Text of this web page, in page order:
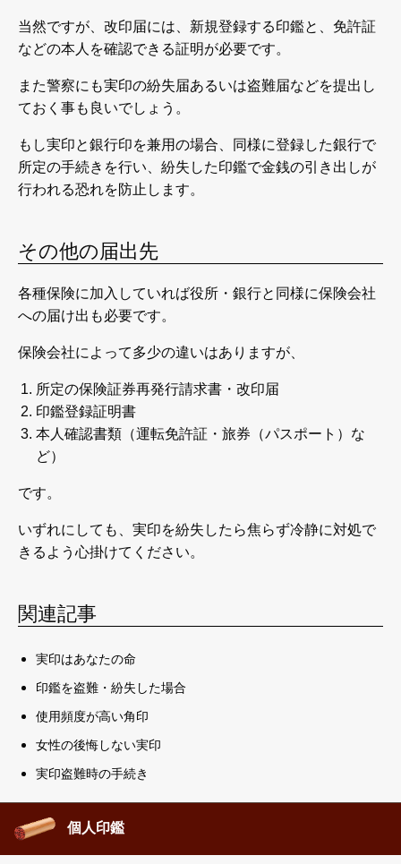
当然ですが、改印届には、新規登録する印鑑と、免許証
などの本人を確認できる証明が必要です。
また警察にも実印の紛失届あるいは盗難届などを提出し
ておく事も良いでしょう。
もし実印と銀行印を兼用の場合、同様に登録した銀行で
所定の手続きを行い、紛失した印鑑で金銭の引き出しが
行われる恐れを防止します。
その他の届出先
各種保険に加入していれば役所・銀行と同様に保険会社
への届け出も必要です。
保険会社によって多少の違いはありますが、
所定の保険証券再発行請求書・改印届
印鑑登録証明書
本人確認書類（運転免許証・旅券（パスポート）な
ど）
です。
いずれにしても、実印を紛失したら焦らず冷静に対処で
きるよう心掛けてください。
関連記事
実印はあなたの命
印鑑を盗難・紛失した場合
使用頻度が高い角印
女性の後悔しない実印
実印盗難時の手続き
個人印鑑